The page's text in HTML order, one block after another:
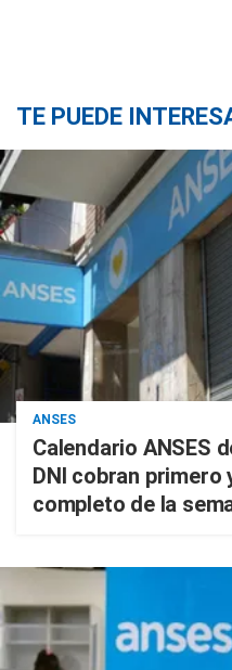
TE PUEDE
ANSES
Calendario ANSES
DNI cobran primero
completo de la